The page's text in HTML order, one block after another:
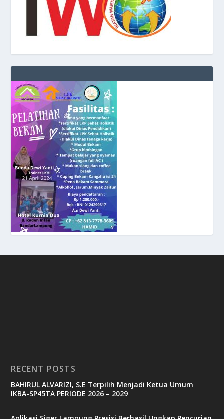
RECENT POSTS
BAHIRUL ALVARIZI, S.E Terpilih Menjadi Ketua Umum
IKBA-SP45TA PERIODE 2026 – 2029